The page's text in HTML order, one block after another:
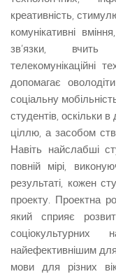
креативність,
комунікативні
зв’язки, вчить
телекомунікаційні
допомагає
соціальну
студентів, оскільки
ціллю, а засобом
Навіть найслабші
повній мірі,
результаті, кожен
проекту. Проектна
який сприяє
найефективнішим
мови для різних